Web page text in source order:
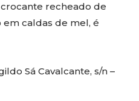
recheado de
caldas de mel, é
Sá Cavalcante, s/n –